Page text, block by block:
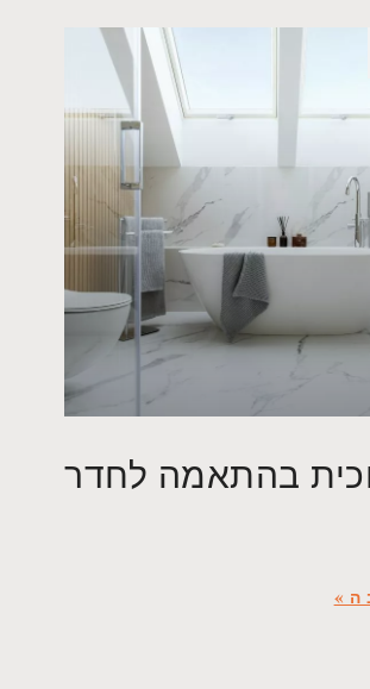
בהתאמה לחדר